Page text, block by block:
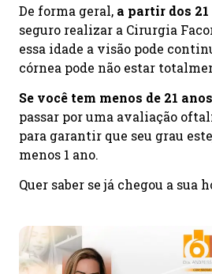
De forma geral, a partir dos 21
seguro realizar a Cirurgia
essa idade a visão pode
córnea pode não estar
Se você tem menos de 21 anos
passar por uma avaliação
para garantir que seu grau
menos 1 ano.
Quer saber se já chegou a sua